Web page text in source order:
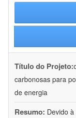
Título do Projeto:
carbonosas para
de energia
Resumo: Devido